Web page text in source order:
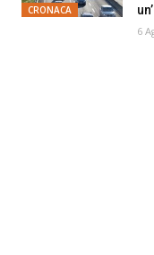
CRONACA
6